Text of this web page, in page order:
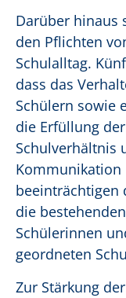
Darüber hinaus
den Pflichten
Schulalltag.
dass das
Schülern sowie
die Erfüllung
Schulverhältnis
beeinträchtigen
die
Schülerinnen
geordneten
Zur Stärkung